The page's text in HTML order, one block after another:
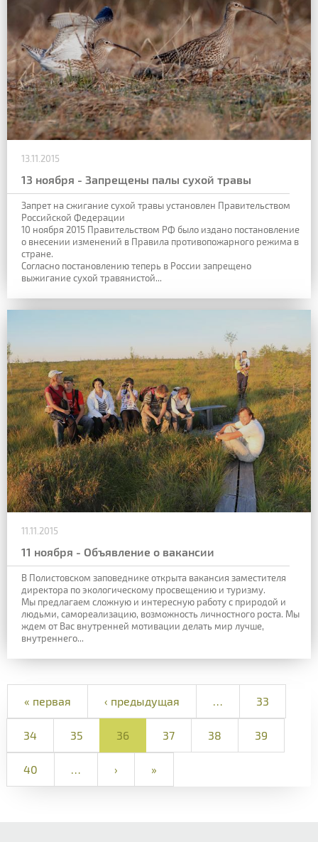
13.11.2015
13 ноября - Запрещены палы сухой травы
Запрет на сжигание сухой травы установлен Правительством
Российской Федерации
10 ноября 2015 Правительством РФ было издано постановление
о внесении изменений в Правила противопожарного режима в
стране.
Согласно постановлению теперь в России запрещено
выжигание сухой травянистой...
11.11.2015
11 ноября - Объявление о вакансии
В Полистовском заповеднике открыта вакансия заместителя
директора по экологическому просвещению и туризму.
Мы предлагаем сложную и интересную работу с природой и
людьми, самореализацию, возможность личностного роста. Мы
ждем от Вас внутренней мотивации делать мир лучше,
внутреннего...
« первая ‹ предыдущая 33
34 35 36 37 38 39
40 › »